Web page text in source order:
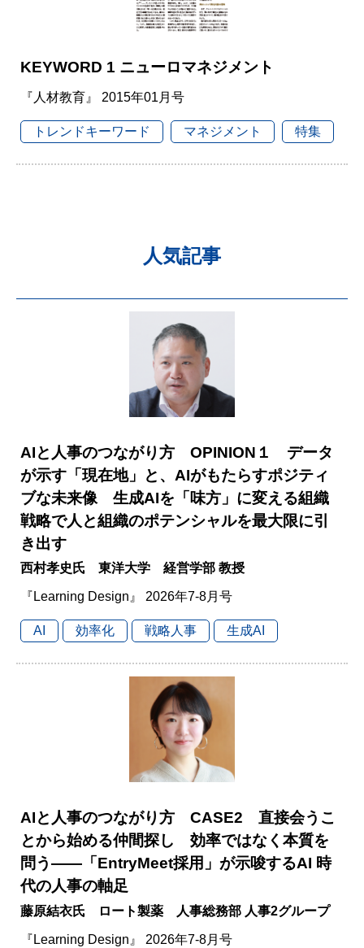
KEYWORD 1 ニューロマネジメント
『人材教育』 2015年01月号
トレンドキーワード マネジメント 特集
人気記事
AIと人事のつながり方 OPINION１ データ
が示す「現在地」と、AIがもたらすポジティ
ブな未来像 生成AIを「味方」に変える組織
戦略で人と組織のポテンシャルを最大限に引
き出す
西村孝史氏 東洋大学 経営学部 教授
『Learning Design』 2026年7-8月号
AI 効率化 戦略人事 生成AI
AIと人事のつながり方 CASE2 直接会うこ
とから始める仲間探し 効率ではなく本質を
問う――「EntryMeet採用」が示唆するAI 時
代の人事の軸足
藤原結衣氏 ロート製薬 人事総務部 人事2グループ
『Learning Design』 2026年7-8月号